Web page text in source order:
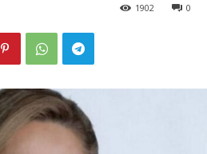
0
1902